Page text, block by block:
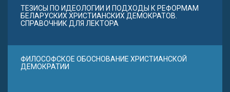
ТЕЗИСЫ ПО ИДЕОЛОГИИ И ПОДХОДЫ К РЕФОРМАМ
БЕЛАРУСКИХ ХРИСТИАНСКИХ ДЕМОКРАТОВ.
СПРАВОЧНИК ДЛЯ ЛЕКТОРА
ФИЛОСОФСКОЕ ОБОСНОВАНИЕ ХРИСТИАНСКОЙ
ДЕМОКРАТИИ